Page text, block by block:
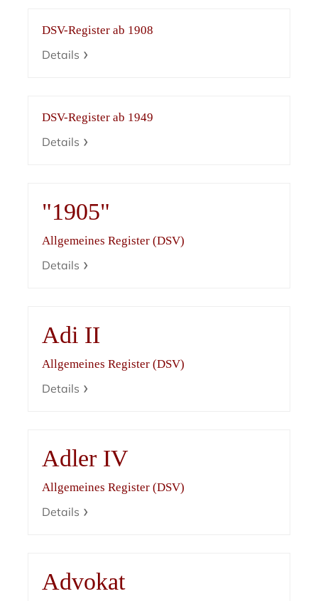
DSV-Register ab 1908
Details
DSV-Register ab 1949
Details
"1905"
Allgemeines Register (DSV)
Details
Adi II
Allgemeines Register (DSV)
Details
Adler IV
Allgemeines Register (DSV)
Details
Advokat